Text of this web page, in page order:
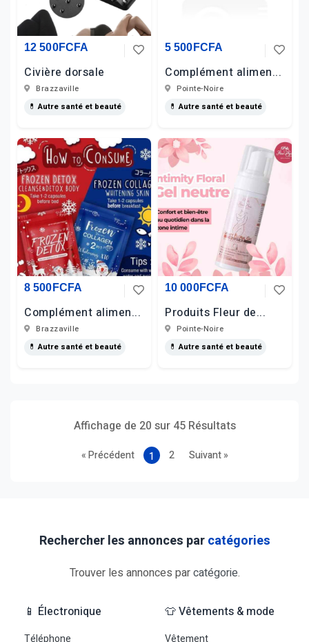
12 500FCFA
Civière dorsale
Brazzaville
💊 Autre santé et beauté
5 500FCFA
Complément alimen...
Pointe-Noire
💊 Autre santé et beauté
8 500FCFA
Complément alimen...
Brazzaville
💊 Autre santé et beauté
10 000FCFA
Produits Fleur de...
Pointe-Noire
💊 Autre santé et beauté
Affichage de 20 sur 45 Résultats
« Précédent 1 2 Suivant »
Rechercher les annonces parcatégories
Trouver les annonces parcatégorie.
📱 Électronique
Téléphone
👕 Vêtements & mode
Vêtement